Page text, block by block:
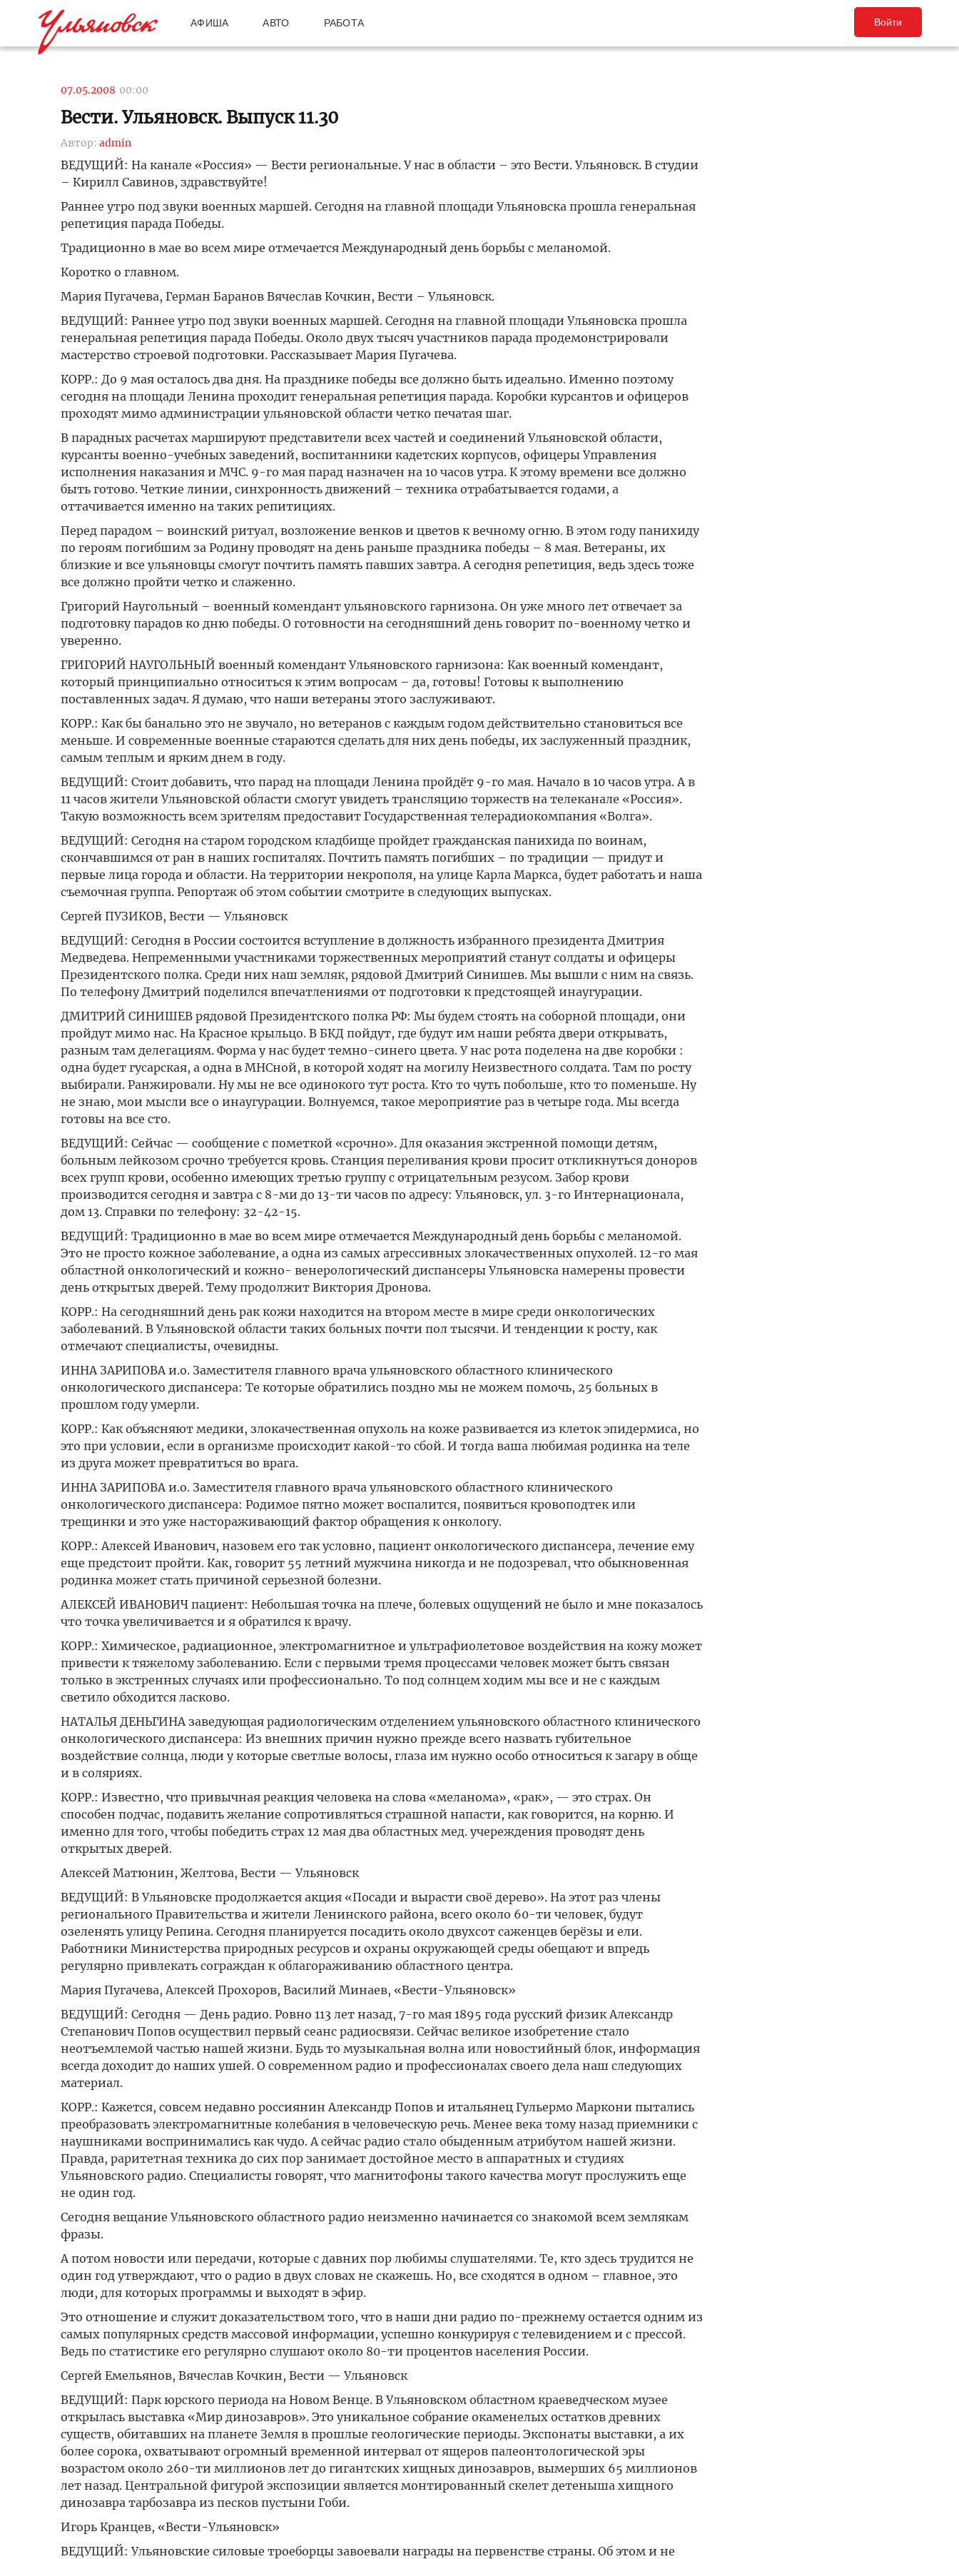
АФИША АВТО РАБОТА Войти
07.05.2008 00:00
Вести. Ульяновск. Выпуск 11.30
Автор: admin
ВЕДУЩИЙ: На канале «Россия» — Вести региональные. У нас в области – это Вести. Ульяновск. В студии
– Кирилл Савинов, здравствуйте!
Раннее утро под звуки военных маршей. Сегодня на главной площади Ульяновска прошла генеральная
репетиция парада Победы.
Традиционно в мае во всем мире отмечается Международный день борьбы с меланомой.
Коротко о главном.
Мария Пугачева, Герман Баранов Вячеслав Кочкин, Вести – Ульяновск.
ВЕДУЩИЙ: Раннее утро под звуки военных маршей. Сегодня на главной площади Ульяновска прошла
генеральная репетиция парада Победы. Около двух тысяч участников парада продемонстрировали
мастерство строевой подготовки. Рассказывает Мария Пугачева.
КОРР.: До 9 мая осталось два дня. На празднике победы все должно быть идеально. Именно поэтому
сегодня на площади Ленина проходит генеральная репетиция парада. Коробки курсантов и офицеров
проходят мимо администрации ульяновской области четко печатая шаг.
В парадных расчетах маршируют представители всех частей и соединений Ульяновской области,
курсанты военно-учебных заведений, воспитанники кадетских корпусов, офицеры Управления
исполнения наказания и МЧС. 9-го мая парад назначен на 10 часов утра. К этому времени все должно
быть готово. Четкие линии, синхронность движений – техника отрабатывается годами, а
оттачивается именно на таких репитициях.
Перед парадом – воинский ритуал, возложение венков и цветов к вечному огню. В этом году панихиду
по героям погибшим за Родину проводят на день раньше праздника победы – 8 мая. Ветераны, их
близкие и все ульяновцы смогут почтить память павших завтра. А сегодня репетиция, ведь здесь тоже
все должно пройти четко и слаженно.
Григорий Наугольный – военный комендант ульяновского гарнизона. Он уже много лет отвечает за
подготовку парадов ко дню победы. О готовности на сегодняшний день говорит по-военному четко и
уверенно.
ГРИГОРИЙ НАУГОЛЬНЫЙ военный комендант Ульяновского гарнизона: Как военный комендант,
который принципиально относиться к этим вопросам – да, готовы! Готовы к выполнению
поставленных задач. Я думаю, что наши ветераны этого заслуживают.
КОРР.: Как бы банально это не звучало, но ветеранов с каждым годом действительно становиться все
меньше. И современные военные стараются сделать для них день победы, их заслуженный праздник,
самым теплым и ярким днем в году.
ВЕДУЩИЙ: Стоит добавить, что парад на площади Ленина пройдёт 9-го мая. Начало в 10 часов утра. А в
11 часов жители Ульяновской области смогут увидеть трансляцию торжеств на телеканале «Россия».
Такую возможность всем зрителям предоставит Государственная телерадиокомпания «Волга».
ВЕДУЩИЙ: Сегодня на старом городском кладбище пройдет гражданская панихида по воинам,
скончавшимся от ран в наших госпиталях. Почтить память погибших – по традиции — придут и
первые лица города и области. На территории некрополя, на улице Карла Маркса, будет работать и наша
съемочная группа. Репортаж об этом событии смотрите в следующих выпусках.
Сергей ПУЗИКОВ, Вести — Ульяновск
ВЕДУЩИЙ: Сегодня в России состоится вступление в должность избранного президента Дмитрия
Медведева. Непременными участниками торжественных мероприятий станут солдаты и офицеры
Президентского полка. Среди них наш земляк, рядовой Дмитрий Синишев. Мы вышли с ним на связь.
По телефону Дмитрий поделился впечатлениями от подготовки к предстоящей инаугурации.
ДМИТРИЙ СИНИШЕВ рядовой Президентского полка РФ: Мы будем стоять на соборной площади, они
пройдут мимо нас. На Красное крыльцо. В БКД пойдут, где будут им наши ребята двери открывать,
разным там делегациям. Форма у нас будет темно-синего цвета. У нас рота поделена на две коробки :
одна будет гусарская, а одна в МНСной, в которой ходят на могилу Неизвестного солдата. Там по росту
выбирали. Ранжировали. Ну мы не все одинокого тут роста. Кто то чуть побольше, кто то поменьше. Ну
не знаю, мои мысли все о инаугурации. Волнуемся, такое мероприятие раз в четыре года. Мы всегда
готовы на все сто.
ВЕДУЩИЙ: Сейчас — сообщение с пометкой «срочно». Для оказания экстренной помощи детям,
больным лейкозом срочно требуется кровь. Станция переливания крови просит откликнуться доноров
всех групп крови, особенно имеющих третью группу с отрицательным резусом. Забор крови
производится сегодня и завтра с 8-ми до 13-ти часов по адресу: Ульяновск, ул. 3-го Интернационала,
дом 13. Справки по телефону: 32-42-15.
ВЕДУЩИЙ: Традиционно в мае во всем мире отмечается Международный день борьбы с меланомой.
Это не просто кожное заболевание, а одна из самых агрессивных злокачественных опухолей. 12-го мая
областной онкологический и кожно- венерологический диспансеры Ульяновска намерены провести
день открытых дверей. Тему продолжит Виктория Дронова.
КОРР.: На сегодняшний день рак кожи находится на втором месте в мире среди онкологических
заболеваний. В Ульяновской области таких больных почти пол тысячи. И тенденции к росту, как
отмечают специалисты, очевидны.
ИННА ЗАРИПОВА и.о. Заместителя главного врача ульяновского областного клинического
онкологического диспансера: Те которые обратились поздно мы не можем помочь, 25 больных в
прошлом году умерли.
КОРР.: Как объясняют медики, злокачественная опухоль на коже развивается из клеток эпидермиса, но
это при условии, если в организме происходит какой-то сбой. И тогда ваша любимая родинка на теле
из друга может превратиться во врага.
ИННА ЗАРИПОВА и.о. Заместителя главного врача ульяновского областного клинического
онкологического диспансера: Родимое пятно может воспалится, появиться кровоподтек или
трещинки и это уже настораживающий фактор обращения к онкологу.
КОРР.: Алексей Иванович, назовем его так условно, пациент онкологического диспансера, лечение ему
еще предстоит пройти. Как, говорит 55 летний мужчина никогда и не подозревал, что обыкновенная
родинка может стать причиной серьезной болезни.
АЛЕКСЕЙ ИВАНОВИЧ пациент: Небольшая точка на плече, болевых ощущений не было и мне показалось
что точка увеличивается и я обратился к врачу.
КОРР.: Химическое, радиационное, электромагнитное и ультрафиолетовое воздействия на кожу может
привести к тяжелому заболеванию. Если с первыми тремя процессами человек может быть связан
только в экстренных случаях или профессионально. То под солнцем ходим мы все и не с каждым
светило обходится ласково.
НАТАЛЬЯ ДЕНЬГИНА заведующая радиологическим отделением ульяновского областного клинического
онкологического диспансера: Из внешних причин нужно прежде всего назвать губительное
воздействие солнца, люди у которые светлые волосы, глаза им нужно особо относиться к загару в обще
и в соляриях.
КОРР.: Известно, что привычная реакция человека на слова «меланома», «рак», — это страх. Он
способен подчас, подавить желание сопротивляться страшной напасти, как говорится, на корню. И
именно для того, чтобы победить страх 12 мая два областных мед. учереждения проводят день
открытых дверей.
Алексей Матюнин, Желтова, Вести — Ульяновск
ВЕДУЩИЙ: В Ульяновске продолжается акция «Посади и вырасти своё дерево». На этот раз члены
регионального Правительства и жители Ленинского района, всего около 60-ти человек, будут
озеленять улицу Репина. Сегодня планируется посадить около двухсот саженцев берёзы и ели.
Работники Министерства природных ресурсов и охраны окружающей среды обещают и впредь
регулярно привлекать сограждан к облагораживанию областного центра.
Мария Пугачева, Алексей Прохоров, Василий Минаев, «Вести-Ульяновск»
ВЕДУЩИЙ: Сегодня — День радио. Ровно 113 лет назад, 7-го мая 1895 года русский физик Александр
Степанович Попов осуществил первый сеанс радиосвязи. Сейчас великое изобретение стало
неотъемлемой частью нашей жизни. Будь то музыкальная волна или новостийный блок, информация
всегда доходит до наших ушей. О современном радио и профессионалах своего дела наш следующих
материал.
КОРР.: Кажется, совсем недавно россиянин Александр Попов и итальянец Гульермо Маркони пытались
преобразовать электромагнитные колебания в человеческую речь. Менее века тому назад приемники с
наушниками воспринимались как чудо. А сейчас радио стало обыденным атрибутом нашей жизни.
Правда, раритетная техника до сих пор занимает достойное место в аппаратных и студиях
Ульяновского радио. Специалисты говорят, что магнитофоны такого качества могут прослужить еще
не один год.
Сегодня вещание Ульяновского областного радио неизменно начинается со знакомой всем землякам
фразы.
А потом новости или передачи, которые с давних пор любимы слушателями. Те, кто здесь трудится не
один год утверждают, что о радио в двух словах не скажешь. Но, все сходятся в одном – главное, это
люди, для которых программы и выходят в эфир.
Это отношение и служит доказательством того, что в наши дни радио по-прежнему остается одним из
самых популярных средств массовой информации, успешно конкурируя с телевидением и с прессой.
Ведь по статистике его регулярно слушают около 80-ти процентов населения России.
Сергей Емельянов, Вячеслав Кочкин, Вести — Ульяновск
ВЕДУЩИЙ: Парк юрского периода на Новом Венце. В Ульяновском областном краеведческом музее
открылась выставка «Мир динозавров». Это уникальное собрание окаменелых остатков древних
существ, обитавших на планете Земля в прошлые геологические периоды. Экспонаты выставки, а их
более сорока, охватывают огромный временной интервал от ящеров палеонтологической эры
возрастом около 260-ти миллионов лет до гигантских хищных динозавров, вымерших 65 миллионов
лет назад. Центральной фигурой экспозиции является монтированный скелет детеныша хищного
динозавра тарбозавра из песков пустыни Гоби.
Игорь Кранцев, «Вести-Ульяновск»
ВЕДУЩИЙ: Ульяновские силовые троеборцы завоевали награды на первенстве страны. Об этом и не